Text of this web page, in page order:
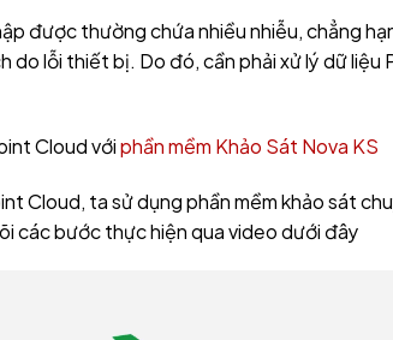
được thường chứa nhiều nhiễu, chẳng
do lỗi thiết bị. Do đó, cần phải xử lý dữ liệu
Cloud vớiphần mềm Khảo Sát Nova KS
Cloud, ta sử dụng phần mềm khảo sát
các bước thực hiện qua video dưới đây